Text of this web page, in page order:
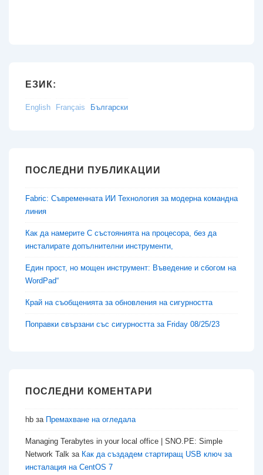
ЕЗИК:
English Français Български
ПОСЛЕДНИ ПУБЛИКАЦИИ
Fabric: Съвременната ИИ Технология за модерна командна
линия
Как да намерите C състоянията на процесора, без да
инсталирате допълнителни инструменти,
Един прост, но мощен инструмент: Въведение и сбогом на
WordPad“
Край на съобщенията за обновления на сигурността
Поправки свързани със сигурността за Friday 08/25/23
ПОСЛЕДНИ КОМЕНТАРИ
hb за Премахване на огледала
Managing Terabytes in your local office | SNO.PE: Simple
Network Talk за Как да създадем стартиращ USB ключ за
инсталация на CentOS 7